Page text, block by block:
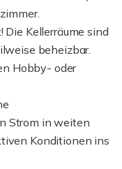
Kellerräume sind
beheizbar.
Hobby- oder
Strom in weiten
Konditionen ins